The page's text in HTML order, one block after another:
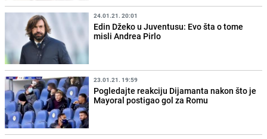
24.01.21. 20:01
Edin Džeko u Juventusu: Evo šta o tome
misli Andrea Pirlo
23.01.21. 19:59
Pogledajte reakciju Dijamanta nakon što je
Mayoral postigao gol za Romu